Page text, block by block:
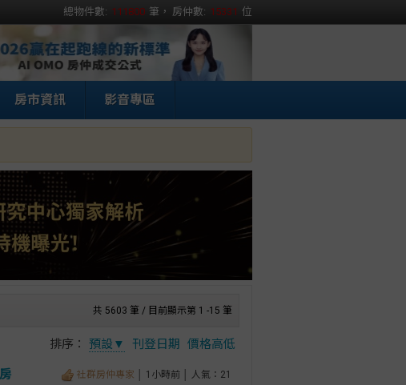
總物件數: 111800 筆， 房仲數: 15331 位
房市資訊 影音專區
共 5603 筆 / 目前顯示第 1 -15 筆
排序： 預設▼ 刊登日期 價格高低
社群房仲專家 │ 1小時前 │ 人氣：21